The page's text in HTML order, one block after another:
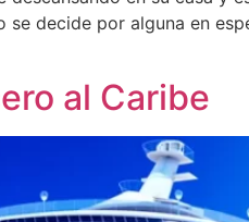
decide por alguna en
al Caribe